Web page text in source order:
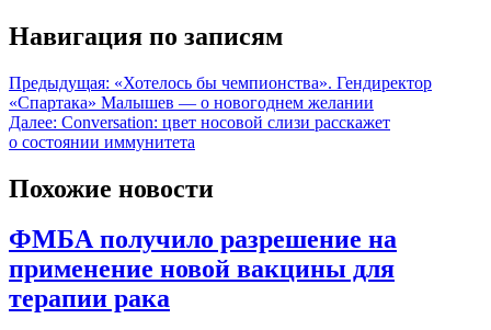
Навигация по записям
Предыдущая: «Хотелось бы чемпионства». Гендиректор
«Спартака» Малышев — о новогоднем желании
Далее: Conversation: цвет носовой слизи расскажет
о состоянии иммунитета
Похожие новости
ФМБА получило разрешение на
применение новой вакцины для
терапии рака